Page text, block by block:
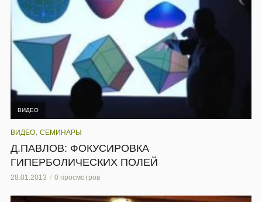
ВИДЕО
ВИДЕО, СЕМИНАРЫ
Д.ПАВЛОВ: ФОКУСИРОВКА
ГИПЕРБОЛИЧЕСКИХ ПОЛЕЙ
28.01.2013 0 просмотров